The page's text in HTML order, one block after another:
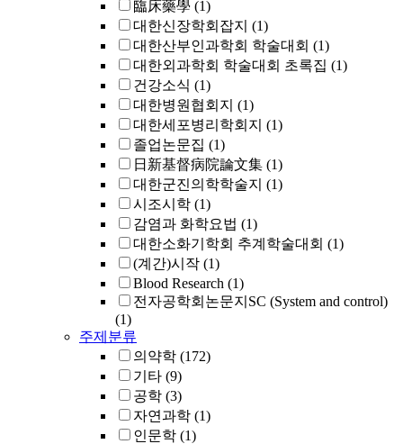
臨床藥學 (1)
대한신장학회잡지 (1)
대한산부인과학회 학술대회 (1)
대한외과학회 학술대회 초록집 (1)
건강소식 (1)
대한병원협회지 (1)
대한세포병리학회지 (1)
졸업논문집 (1)
日新基督病院論文集 (1)
대한군진의학학술지 (1)
시조시학 (1)
감염과 화학요법 (1)
대한소화기학회 추계학술대회 (1)
(계간)시작 (1)
Blood Research (1)
전자공학회논문지SC (System and control)
(1)
주제분류
의약학 (172)
기타 (9)
공학 (3)
자연과학 (1)
인문학 (1)